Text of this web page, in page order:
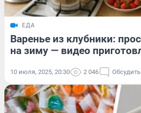
ЕДА
Варенье из клубники:
на зиму — видео
10 июля, 2025, 20:30 2 046 Обсудить